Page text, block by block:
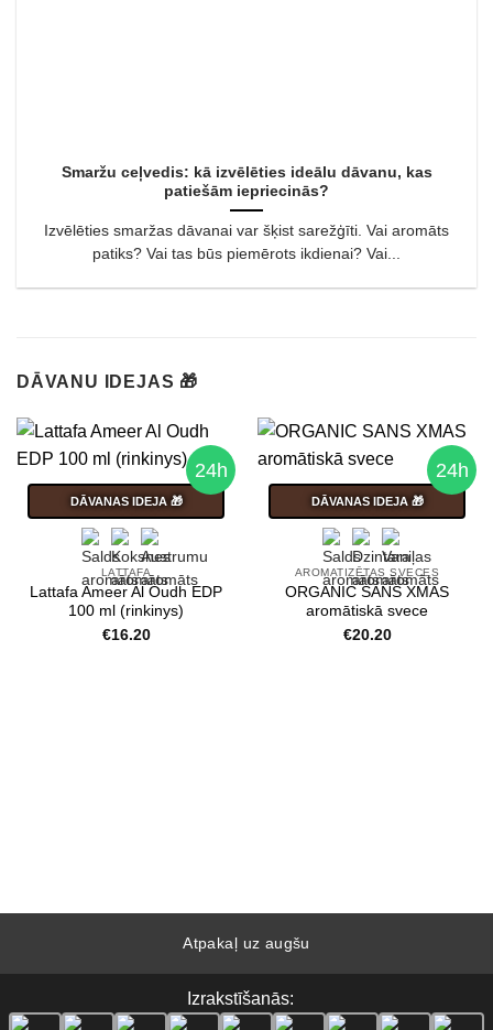
Smaržu ceļvedis: kā izvēlēties ideālu dāvanu, kas
patiešām iepriecinās?
Izvēlēties smaržas dāvanai var šķist sarežģīti. Vai aromāts
patiks? Vai tas būs piemērots ikdienai? Vai...
DĀVANU IDEJAS 🎁
24h
DĀVANAS IDEJA 🎁
LATTAFA
Lattafa Ameer Al Oudh EDP
100 ml (rinkinys)
€16.20
24h
DĀVANAS IDEJA 🎁
AROMATIZĒTAS SVECES
ORGANIC SANS XMAS
aromātiskā svece
€20.20
Atpakaļ uz augšu
Izrakstīšanās: